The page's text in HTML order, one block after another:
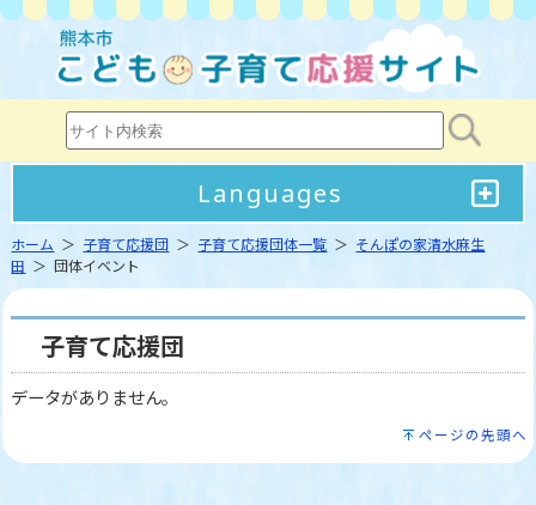
Languages
ホーム ＞ 子育て応援団 ＞ 子育て応援団体一覧 ＞ そんぽの家清水麻生
田 ＞ 団体イベント
子育て応援団
データがありません。
ページの先頭へ